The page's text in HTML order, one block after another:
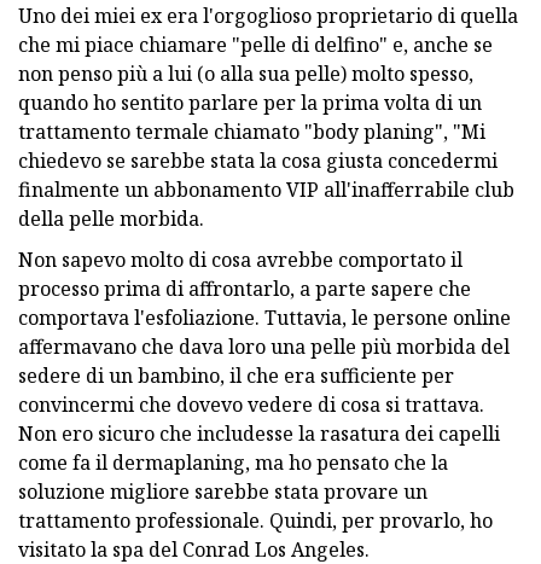
Uno dei miei ex era l'orgoglioso proprietario di quella
che mi piace chiamare "pelle di delfino" e, anche se
non penso più a lui (o alla sua pelle) molto spesso,
quando ho sentito parlare per la prima volta di un
trattamento termale chiamato "body planing", "Mi
chiedevo se sarebbe stata la cosa giusta concedermi
finalmente un abbonamento VIP all'inafferrabile club
della pelle morbida.
Non sapevo molto di cosa avrebbe comportato il
processo prima di affrontarlo, a parte sapere che
comportava l'esfoliazione. Tuttavia, le persone online
affermavano che dava loro una pelle più morbida del
sedere di un bambino, il che era sufficiente per
convincermi che dovevo vedere di cosa si trattava.
Non ero sicuro che includesse la rasatura dei capelli
come fa il dermaplaning, ma ho pensato che la
soluzione migliore sarebbe stata provare un
trattamento professionale. Quindi, per provarlo, ho
visitato la spa del Conrad Los Angeles.